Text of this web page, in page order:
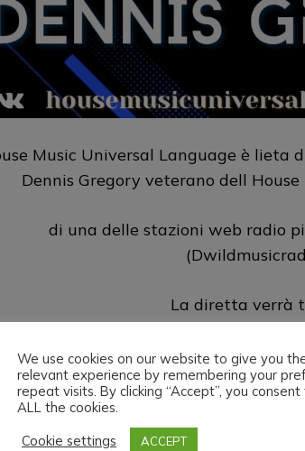
Music Universal Language è lieta
Dennis Gregory veterano dell
di una delle stazioni web radio
La diretta verrà
sul sitohttps://
suhttps://
We use cookies on our website to give you
relevant experience by remembering your
repeat visits. By clicking “Accept”, you
ALL the cookies.
Cookie settings
ACCEPT